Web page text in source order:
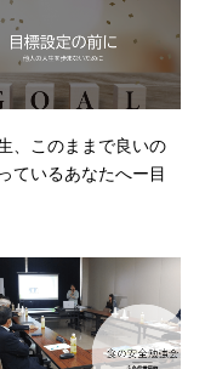
、このままで良いの
ているあなたへー目